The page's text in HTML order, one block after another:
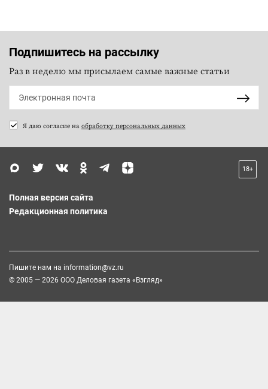
Подпишитесь на рассылку
Раз в неделю мы присылаем самые важные статьи
Я даю согласие на обработку персональных данных
18+
Полная версия сайта
Редакционная политика
Пишите нам на information@vz.ru
© 2005 — 2026 ООО Деловая газета «Взгляд»